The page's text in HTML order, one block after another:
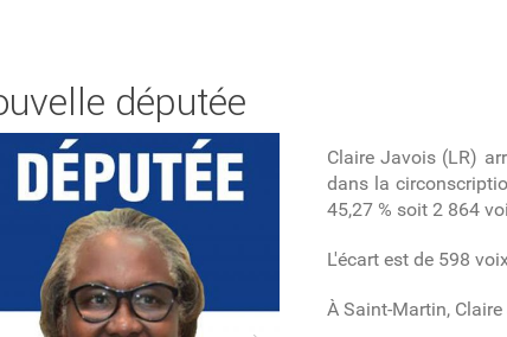
députée
Claire Javois (LR)
dans la
45,27 % soit 2 864
L'écart est de 598
À Saint-Martin,